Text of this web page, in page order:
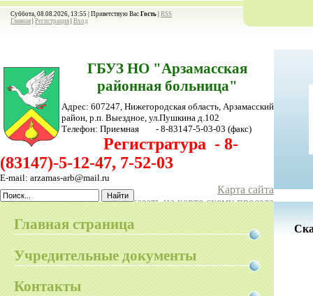
Суббота, 08.08.2026, 13:55 | Приветствую Вас Гость RSS
Главная Регистрация Вход
ГБУЗ НО "Арзамасская
районная больница"
Адрес: 607247, Нижегородская область, Арзамасский
район, р.п. Выездное, ул.Пушкина д.102
Телефон: Приемная - 8-83147-5-03-03 (факс)
Регистратура - 8-
(83147)-5-12-47, 7-52-03
E-mail: arzamas-arb@mail.ru
Карта сайта
Показать на карте схему проезда
Главная страница
Учредительные документы
Контакты